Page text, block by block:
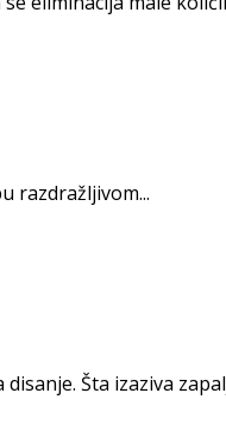
razdražljivom...
Šta izaziva